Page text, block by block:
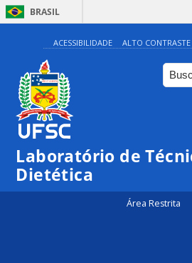
BRASIL
ACESSIBILIDADE ALTO CONTRASTE
Laboratório de
Dietética
Área Restrita